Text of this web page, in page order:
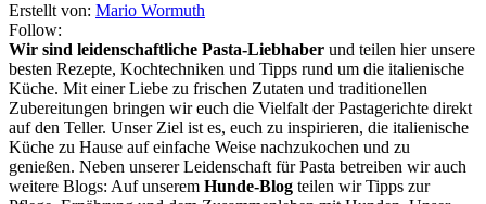
Erstellt von: Mario Wormuth
Follow:
Wir sind leidenschaftliche Pasta-Liebhaber und teilen hier unsere
besten Rezepte, Kochtechniken und Tipps rund um die italienische
Küche. Mit einer Liebe zu frischen Zutaten und traditionellen
Zubereitungen bringen wir euch die Vielfalt der Pastagerichte direkt
auf den Teller. Unser Ziel ist es, euch zu inspirieren, die italienische
Küche zu Hause auf einfache Weise nachzukochen und zu
genießen. Neben unserer Leidenschaft für Pasta betreiben wir auch
weitere Blogs: Auf unserem Hunde-Blog teilen wir Tipps zur